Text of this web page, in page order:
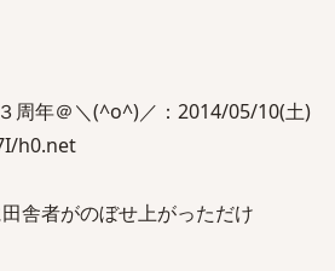
周年＠＼(^o^)／：2014/05/10(土)
h0.net
舎者がのぼせ上がっただけ